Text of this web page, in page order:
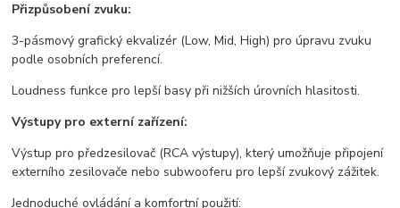
Přizpůsobení zvuku:
3-pásmový grafický ekvalizér (Low, Mid, High) pro úpravu zvuku
podle osobních preferencí.
Loudness funkce pro lepší basy při nižších úrovních hlasitosti.
Výstupy pro externí zařízení:
Výstup pro předzesilovač (RCA výstupy), který umožňuje připojení
externího zesilovače nebo subwooferu pro lepší zvukový zážitek.
Jednoduché ovládání a komfortní použití: